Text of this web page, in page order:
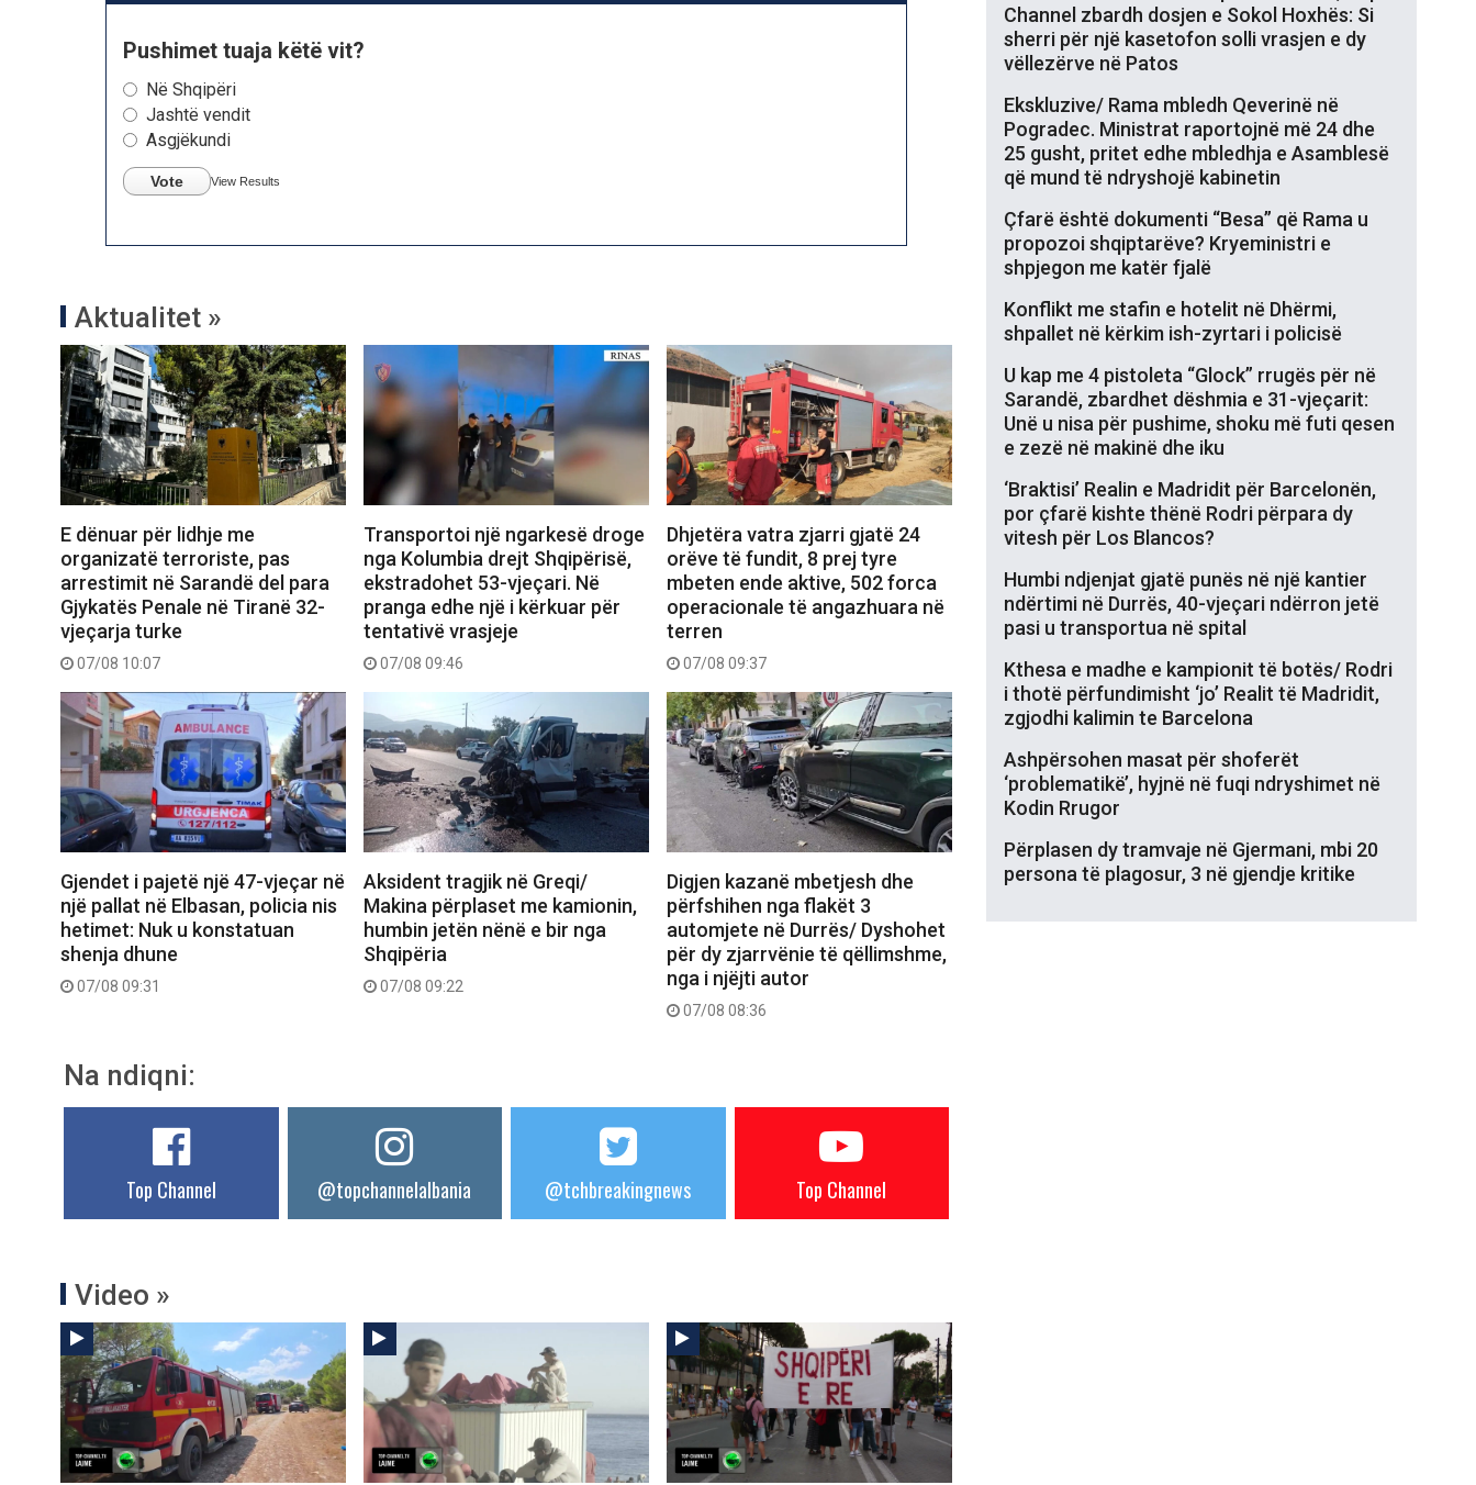
Pushimet tuaja këtë vit?
Në Shqipëri
Jashtë vendit
Asgjëkundi
Vote View Results
Aktualitet »
E dënuar për lidhje me
organizatë terroriste, pas
arrestimit në Sarandë del para
Gjykatës Penale në Tiranë 32-
vjeçarja turke
07/08 10:07
Transportoi një ngarkesë droge
nga Kolumbia drejt Shqipërisë,
ekstradohet 53-vjeçari. Në
pranga edhe një i kërkuar për
tentativë vrasjeje
07/08 09:46
Dhjetëra vatra zjarri gjatë 24
orëve të fundit, 8 prej tyre
mbeten ende aktive, 502 forca
operacionale të angazhuara në
terren
07/08 09:37
Gjendet i pajetë një 47-vjeçar në
një pallat në Elbasan, policia nis
hetimet: Nuk u konstatuan
shenja dhune
07/08 09:31
Aksident tragjik në Greqi/
Makina përplaset me kamionin,
humbin jetën nënë e bir nga
Shqipëria
07/08 09:22
Digjen kazanë mbetjesh dhe
përfshihen nga flakët 3
automjete në Durrës/ Dyshohet
për dy zjarrvënie të qëllimshme,
nga i njëjti autor
07/08 08:36
Na ndiqni:
Top Channel @topchannelalbania @tchbreakingnews Top Channel
Video »
Channel zbardh dosjen e Sokol Hoxhës: Si
sherri për një kasetofon solli vrasjen e dy
vëllezërve në Patos
Ekskluzive/ Rama mbledh Qeverinë në
Pogradec. Ministrat raportojnë më 24 dhe
25 gusht, pritet edhe mbledhja e Asamblesë
që mund të ndryshojë kabinetin
Çfarë është dokumenti “Besa” që Rama u
propozoi shqiptarëve? Kryeministri e
shpjegon me katër fjalë
Konflikt me stafin e hotelit në Dhërmi,
shpallet në kërkim ish-zyrtari i policisë
U kap me 4 pistoleta “Glock” rrugës për në
Sarandë, zbardhet dëshmia e 31-vjeçarit:
Unë u nisa për pushime, shoku më futi qesen
e zezë në makinë dhe iku
‘Braktisi’ Realin e Madridit për Barcelonën,
por çfarë kishte thënë Rodri përpara dy
vitesh për Los Blancos?
Humbi ndjenjat gjatë punës në një kantier
ndërtimi në Durrës, 40-vjeçari ndërron jetë
pasi u transportua në spital
Kthesa e madhe e kampionit të botës/ Rodri
i thotë përfundimisht ‘jo’ Realit të Madridit,
zgjodhi kalimin te Barcelona
Ashpërsohen masat për shoferët
‘problematikë’, hyjnë në fuqi ndryshimet në
Kodin Rrugor
Përplasen dy tramvaje në Gjermani, mbi 20
persona të plagosur, 3 në gjendje kritike